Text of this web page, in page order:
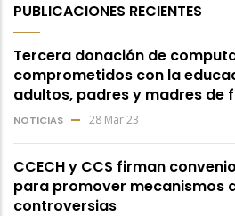
PUBLICACIONES RECIENTES
Tercera donación de
comprometidos con la
adultos, padres y madres de
NOTICIAS 28 Mar 23
CCECH y CCS firman
para promover mecanismos
controversias